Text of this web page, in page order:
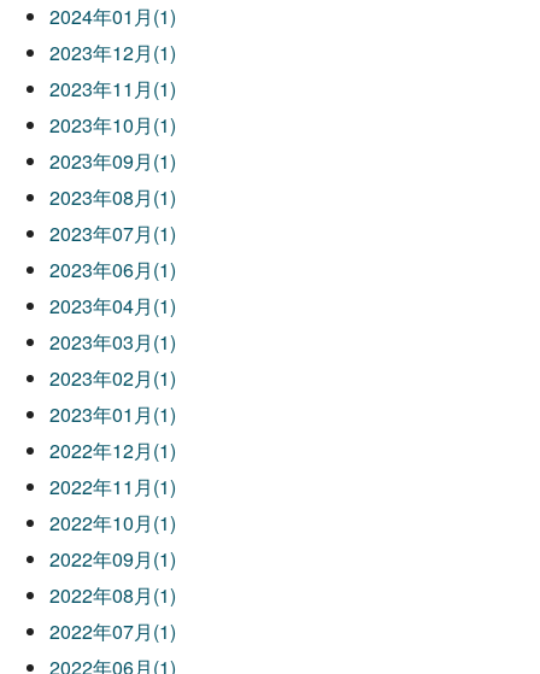
2024年01月(1)
2023年12月(1)
2023年11月(1)
2023年10月(1)
2023年09月(1)
2023年08月(1)
2023年07月(1)
2023年06月(1)
2023年04月(1)
2023年03月(1)
2023年02月(1)
2023年01月(1)
2022年12月(1)
2022年11月(1)
2022年10月(1)
2022年09月(1)
2022年08月(1)
2022年07月(1)
2022年06月(1)